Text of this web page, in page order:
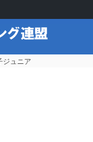
ジュニア